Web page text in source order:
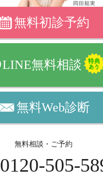
無料初診予約
LINE無料相談
無料Web診断
無料相談・ご予約
0120-505-